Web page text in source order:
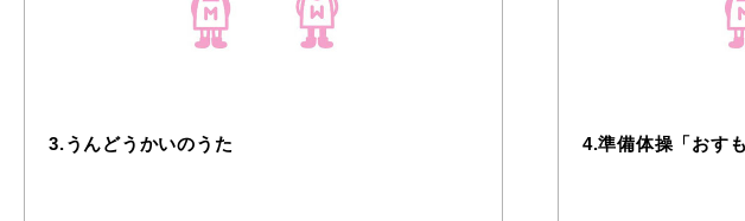
3.うんどうかいのうた 4.準備体操「おす